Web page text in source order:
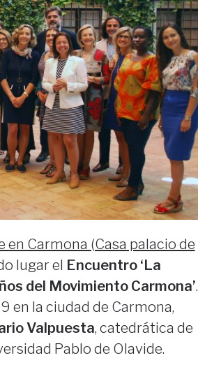
en Carmona (Casa palacio de
lugar el Encuentro ‘La
del Movimiento Carmona’.
en la ciudad de Carmona,
Valpuesta, catedrática de
Pablo de Olavide.